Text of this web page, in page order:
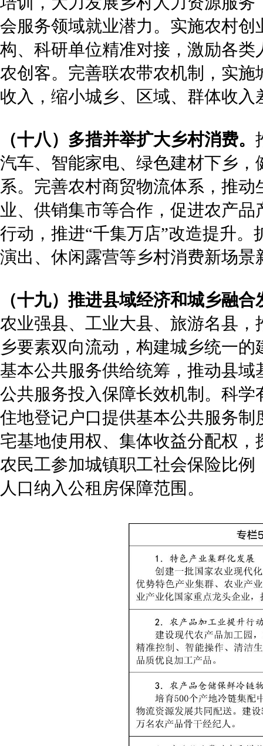
会服务领域就业潜力。实施农村
构、科研单位精准对接，激励各
农创客。完善联农带农机制，实
收入，缩小城乡、区域、群体收入
（十八）多措并举扩大乡村消费。
汽车、智能家电、绿色建材下乡
系。完善农村商贸物流体系，推
业、供销集市等合作，促进农产
行动，推进“千集万店”改造提升
演出、休闲露营等乡村消费新场
（十九）推进县域经济和城乡融合
农业强县、工业大县、旅游名县
乡要素双向流动，构建城乡统一
基本公共服务供给统筹，推动县
公共服务投入保障长效机制。科
住地登记户口提供基本公共服务
宅基地使用权、集体收益分配权
农民工参加城镇职工社会保险比
人口纳入公租房保障范围。